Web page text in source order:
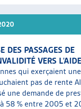
DES PASSAGES DE
VERS
qui exerçaient
pas de rente
une demande de
58 % entre 2005 et